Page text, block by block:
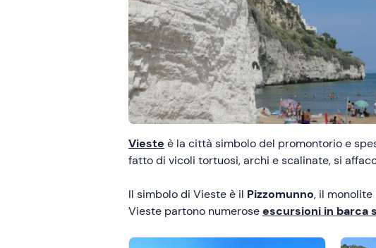
Vieste è la città simbolo del promontorio e
fatto di vicoli tortuosi, archi e scalinate, si
Il simbolo di Vieste è il Pizzomunno, il
Vieste partono numeroseescursioni in barca